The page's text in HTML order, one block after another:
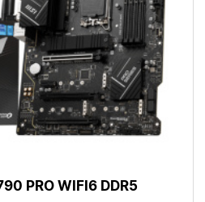
PRO WIFI6 DDR5